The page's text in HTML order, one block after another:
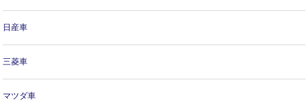
日産車
三菱車
マツダ車